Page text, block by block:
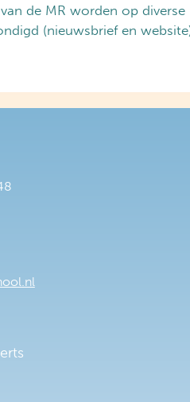
de MR worden op diverse
(nieuwsbrief en